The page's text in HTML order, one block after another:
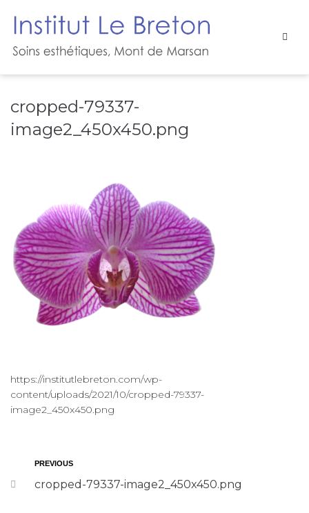
cropped-79337-
image2_450x450.png
https://institutlebreton.com/wp-
content/uploads/2021/10/cropped-79337-
image2_450x450.png
PREVIOUS
cropped-79337-image2_450x450.png